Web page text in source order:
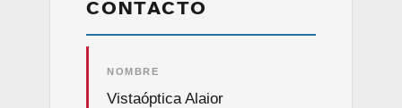
CONTACTO
NOMBRE
Vistaóptica Alaior